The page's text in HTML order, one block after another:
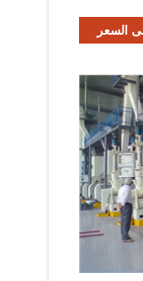
السعر